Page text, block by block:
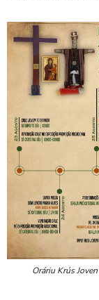
Oráriu Krús